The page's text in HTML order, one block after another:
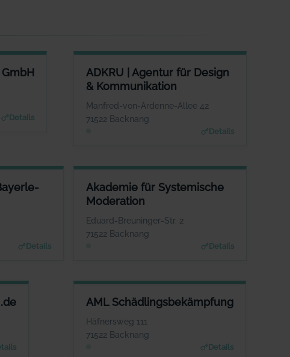
Details
ADKRU | Agentur für Design
& Kommunikation
Manfred-von-Ardenne-Allee 42
71522 Backnang
Details
ADKRU | AGENTUR FÜR DESIGN & KOMMUNIKATION
ANSPRECHPARTNER
Details
AUCHTER
Akademie für Systemische
Moderation
Eduard-Breuninger-Str. 2
71522 Backnang
Details
AKADEMIE FÜR SYSTEMISCHE MODERATION
www.Akademie-fuer-Systemische-Modera
.DE AML Schädlingsbekämpfung
Häfnersweg 111
71522 Backnang
Details
AML SCHÄDLINGSBEKÄMPFUNG
ANSPRECHPARTNER
www.aml-schaedlingsbekaempfung.d
e